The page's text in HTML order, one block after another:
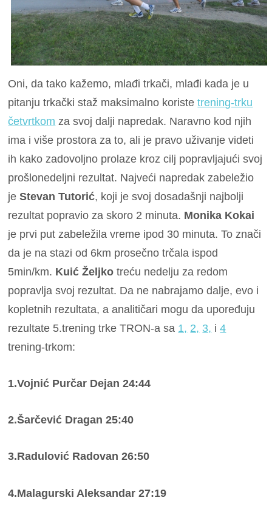
Oni, da tako kažemo, mlađi trkači, mlađi kada je u
pitanju trkački staž maksimalno koristetrening-trku
četvrtkom za svoj dalji napredak. Naravno kod njih
ima i više prostora za to, ali je pravo uživanje videti
ih kako zadovoljno prolaze kroz cilj popravljajući svoj
prošlonedeljni rezultat. Najveći napredak zabeležio
jeStevan Tutorić, koji je svoj dosadašnji najbolji
rezultat popravio za skoro 2 minuta. Monika Kokai
je prvi put zabeležila vreme ipod 30 minuta. To znači
da je na stazi od 6km prosečno trčala ispod
5min/km. Kuić Željko treću nedelju za redom
popravlja svoj rezultat. Da ne nabrajamo dalje, evo i
kopletnih rezultata, a analitičari mogu da upoređuju
rezultate 5.trening trke TRON-a sa 1, 2, 3, i4
trening-trkom:
1.Vojnić Purčar Dejan 24:44
2.Šarčević Dragan 25:40
3.Radulović Radovan 26:50
4.Malagurski Aleksandar 27:19